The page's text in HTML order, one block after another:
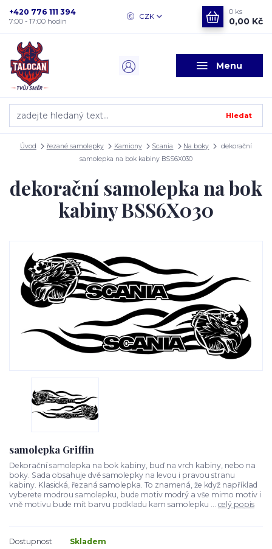
Menu
CZK
Hledat
+420 776 111 394
7:00 - 17:00 hodin
0 ks
0,00 Kč
Úvod řezané samolepky Kamiony Scania Na boky
dekorační
samolepka na bok kabiny BSS6X030
dekorační samolepka na bok
kabiny BSS6X030
samolepka Griffin
Dekorační samolepka na bok kabiny, buď na vrch kabiny, nebo na
boky. Sada obsahuje dvě samolepky na levou i pravou stranu
kabiny. Klasická, řezaná samolepka. To znamená, že když například
vyberete modrou samolepku, bude motiv modrý a vše mimo motiv i
vně motivu bude mít barvu podkladu kam samolepku ... celý popis
Dostupnost
Skladem